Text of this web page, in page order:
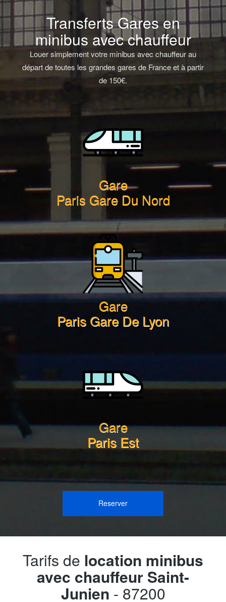
Transferts Gares en
minibus avec chauffeur
Louer simplement votre minibus avec chauffeur au
départ de toutes les grandes gares de France et à partir
de 150€.
Gare
Paris Gare Du Nord
Gare
Paris Gare De Lyon
Gare
Paris Est
Reserver
Tarifs de location minibus
avec chauffeur Saint-
Junien - 87200